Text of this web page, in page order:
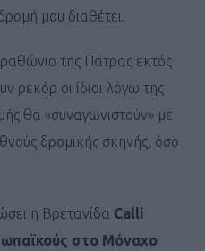
μου διαθέτει.
της Πάτρας εκτός
ρεκόρ οι ίδιοι λόγω της
θα «συναγωνιστούν» με
δρομικής σκηνής, όσο
η Βρετανίδα Calli
στο Μόναχο